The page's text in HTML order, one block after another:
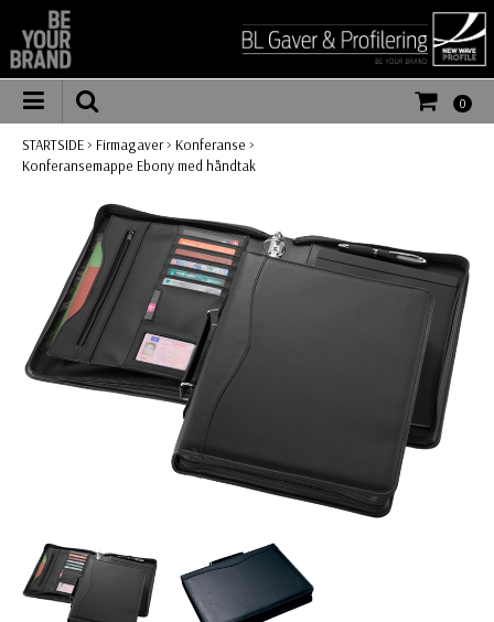
0
STARTSIDE> Firmagaver> Konferanse >
Konferansemappe Ebony med håndtak